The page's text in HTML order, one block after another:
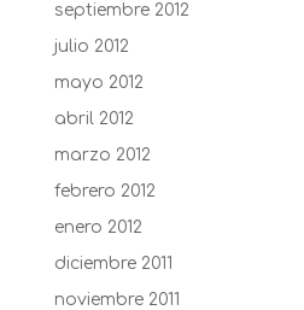
septiembre 2012
julio 2012
mayo 2012
abril 2012
marzo 2012
febrero 2012
enero 2012
diciembre 2011
noviembre 2011